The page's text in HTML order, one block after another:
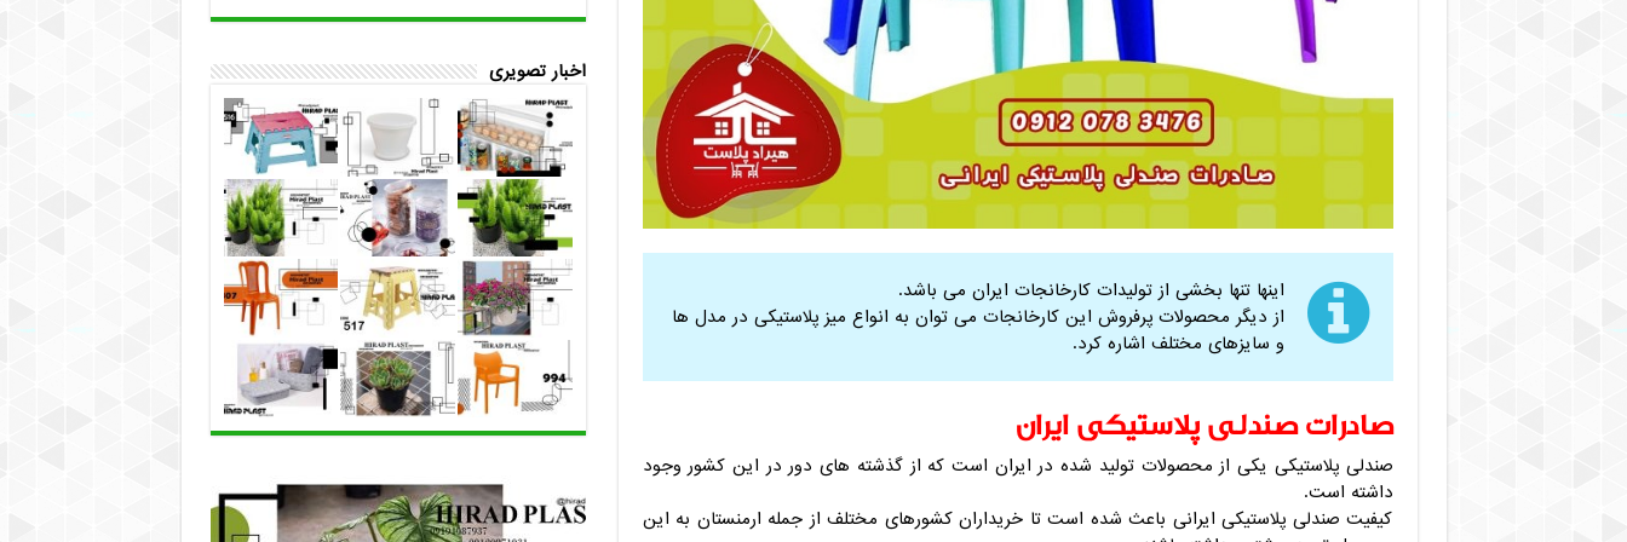
اینها تنها بخشی از تولیدات کارخانجات ایران می باشد.
از دیگر محصولات پرفروش این کارخانجات می توان به انواع میز پلاستیکی در مدل ها
و سایزهای مختلف اشاره کرد.
صادرات صندلی پلاستیکی ایران
صندلی پلاستیکی یکی از محصولات تولید شده در ایران است که از گذشته های دور در این کشور وجود
داشته است.
کیفیت صندلی پلاستیکی ایرانی باعث شده است تا خریداران کشورهای مختلف از جمله ارمنستان به این
اخبار تصویری